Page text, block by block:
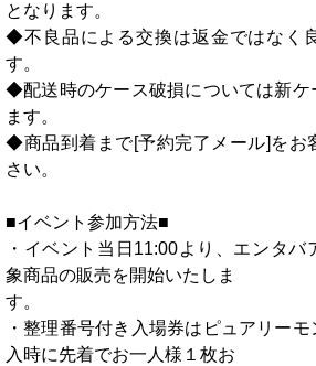
となります。
◆不良品による交換は返金ではなく
す。
◆配送時のケース破損については新ケ
ます。
◆商品到着まで[予約完了メール]をお
さい。
■イベント参加方法■
・イベント当日11:00より、エンタ
象商品の販売を開始いたしま
す。
・整理番号付き入場券はピュアリー
入時に先着でお一人様１枚お